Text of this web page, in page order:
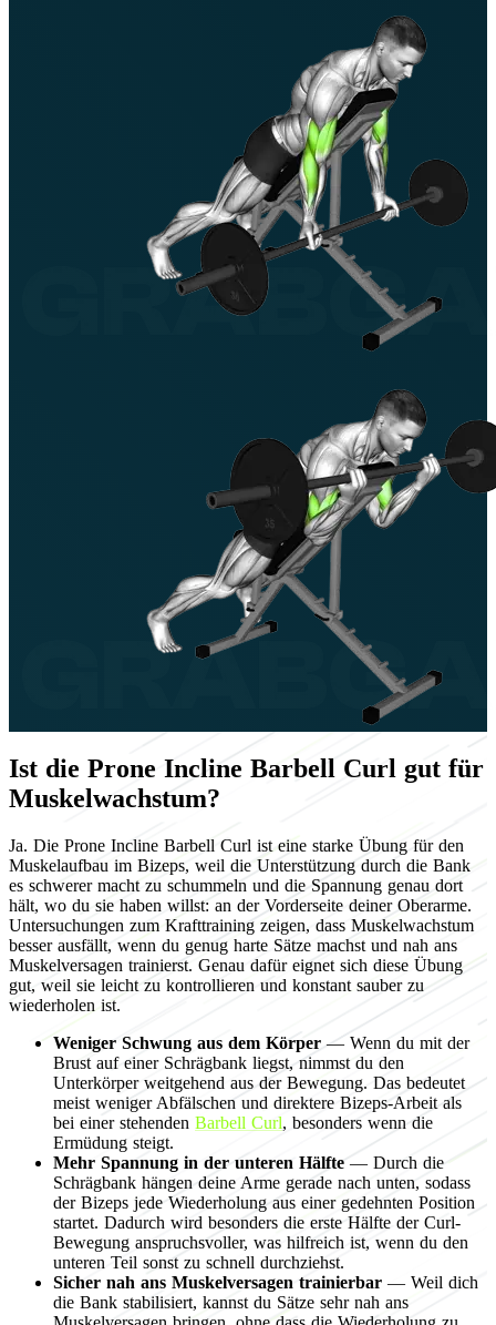
Ist die Prone Incline Barbell Curl gut für
Muskelwachstum?
Ja. Die Prone Incline Barbell Curl ist eine starke Übung für den
Muskelaufbau im Bizeps, weil die Unterstützung durch die Bank
es schwerer macht zu schummeln und die Spannung genau dort
hält, wo du sie haben willst: an der Vorderseite deiner Oberarme.
Untersuchungen zum Krafttraining zeigen, dass Muskelwachstum
besser ausfällt, wenn du genug harte Sätze machst und nah ans
Muskelversagen trainierst. Genau dafür eignet sich diese Übung
gut, weil sie leicht zu kontrollieren und konstant sauber zu
wiederholen ist.
Weniger Schwung aus dem Körper— Wenn du mit der
Brust auf einer Schrägbank liegst, nimmst du den
Unterkörper weitgehend aus der Bewegung. Das bedeutet
meist weniger Abfälschen und direktere Bizeps-Arbeit als
bei einer stehenden Barbell Curl, besonders wenn die
Ermüdung steigt.
Mehr Spannung in der unteren Hälfte— Durch die
Schrägbank hängen deine Arme gerade nach unten, sodass
der Bizeps jede Wiederholung aus einer gedehnten Position
startet. Dadurch wird besonders die erste Hälfte der Curl-
Bewegung anspruchsvoller, was hilfreich ist, wenn du den
unteren Teil sonst zu schnell durchziehst.
Sicher nah ans Muskelversagen trainierbar — Weil dich
die Bank stabilisiert, kannst du Sätze sehr nah ans